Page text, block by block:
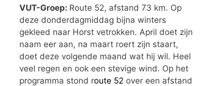
VUT-Groep: Route 52, afstand 73 km. Op
deze donderdagmiddag bijna winters
gekleed naar Horst vetrokken. April doet zijn
naam eer aan, na maart roert zijn staart,
doet deze volgende maand wat hij wil. Heel
veel regen en ook een stevige wind. Op het
programma stond route 52 over een afstand